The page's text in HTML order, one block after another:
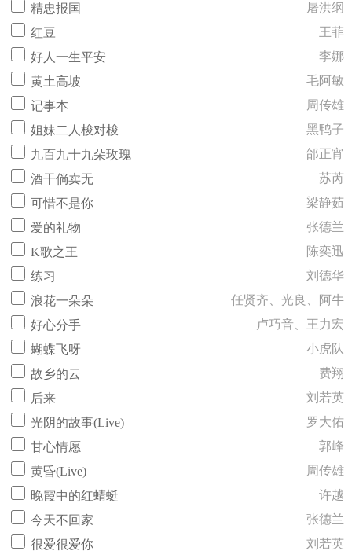
精忠报国
屠洪纲
红豆
王菲
好人一生平安
李娜
黄土高坡
毛阿敏
记事本
周传雄
姐妹二人梭对梭
黑鸭子
九百九十九朵玫瑰
邰正宵
酒干倘卖无
苏芮
可惜不是你
梁静茹
爱的礼物
张德兰
K歌之王
陈奕迅
练习
刘德华
浪花一朵朵
任贤齐、光良、阿牛
好心分手
卢巧音、王力宏
蝴蝶飞呀
小虎队
故乡的云
费翔
后来
刘若英
光阴的故事(Live)
罗大佑
甘心情愿
郭峰
黄昏(Live)
周传雄
晚霞中的红蜻蜓
许越
今天不回家
张德兰
很爱很爱你
刘若英